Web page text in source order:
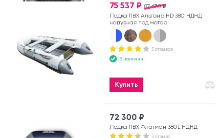
87 670 ₽
75 537 ₽
Лодка ПВХ Альтаир HD 380 НДНД
надувная под мотор
5 отзывов
В наличии
Купить
72 300 ₽
Лодка ПВХ Флагман 380L НДНД
3 отзыва